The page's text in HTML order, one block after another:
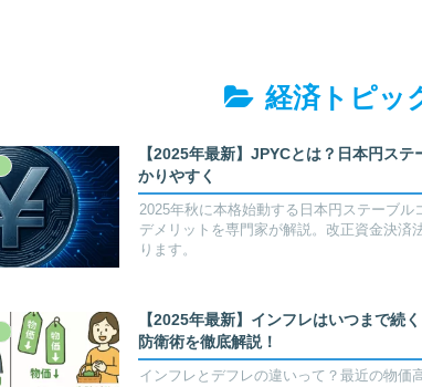
経済トピッ
【2025年最新】JPYCとは？日本円ス
かりやすく
2025年秋に本格始動する日本円ステーブル
デメリットを専門家が解説。改正資金決済
ります。
【2025年最新】インフレはいつまで続
防衛術を徹底解説！
インフレとデフレの違いって？最近の物価